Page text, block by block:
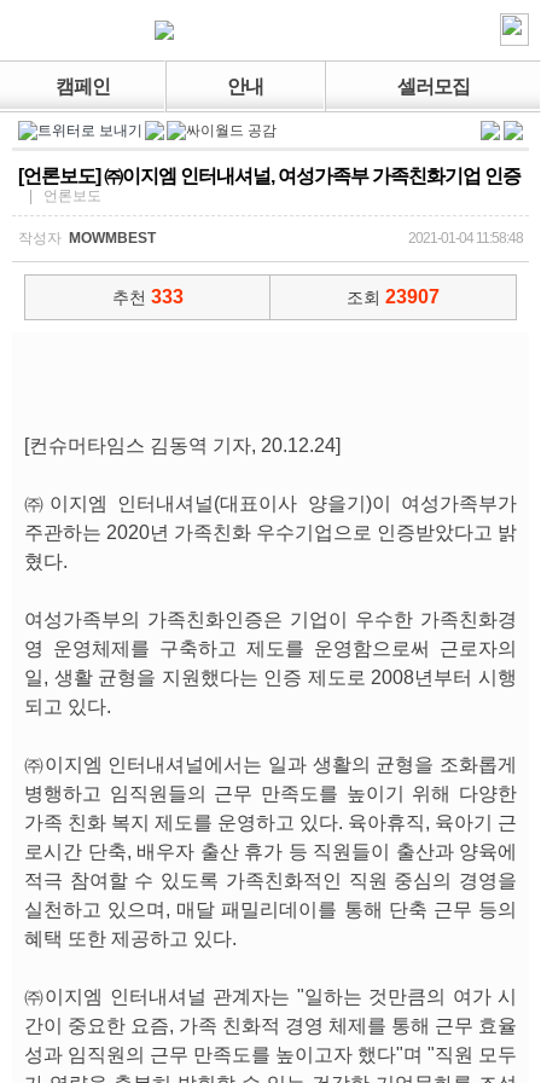
캠페인 안내 셀러모집
[언론보도] ㈜이지엠 인터내셔널, 여성가족부 가족친화기업 인증
| 언론보도
작성자 MOWMBEST 2021-01-04 11:58:48
추천 333 조회 23907
[컨슈머타임스 김동역 기자, 20.12.24]
㈜이지엠 인터내셔널(대표이사 양을기)이 여성가족부가
주관하는 2020년 가족친화 우수기업으로 인증받았다고 밝
혔다.
여성가족부의 가족친화인증은 기업이 우수한 가족친화경
영 운영체제를 구축하고 제도를 운영함으로써 근로자의
일, 생활 균형을 지원했다는 인증 제도로 2008년부터 시행
되고 있다.
㈜이지엠 인터내셔널에서는 일과 생활의 균형을 조화롭게
병행하고 임직원들의 근무 만족도를 높이기 위해 다양한
가족 친화 복지 제도를 운영하고 있다. 육아휴직, 육아기 근
로시간 단축, 배우자 출산 휴가 등 직원들이 출산과 양육에
적극 참여할 수 있도록 가족친화적인 직원 중심의 경영을
실천하고 있으며, 매달 패밀리데이를 통해 단축 근무 등의
혜택 또한 제공하고 있다.
㈜이지엠 인터내셔널 관계자는 "일하는 것만큼의 여가 시
간이 중요한 요즘, 가족 친화적 경영 체제를 통해 근무 효율
성과 임직원의 근무 만족도를 높이고자 했다"며 "직원 모두